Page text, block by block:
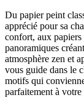
Du papier peint
apprécié pour sa
confort, aux papiers
panoramiques
atmosphère zen et
vous guide dans le
motifs qui
parfaitement à votre